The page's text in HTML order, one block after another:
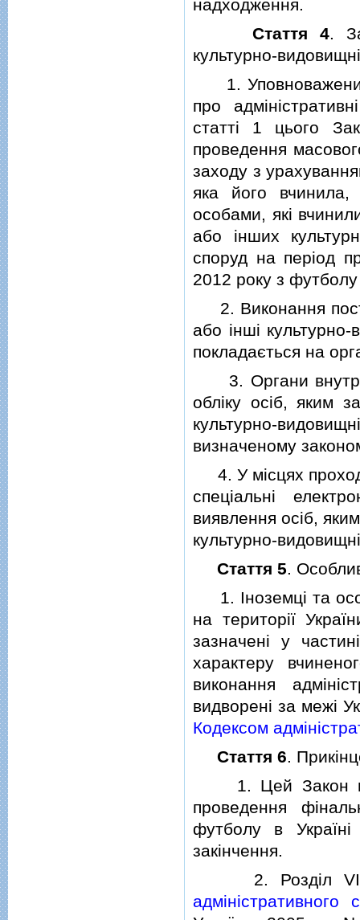
надходження.
Стаття 4.
культурно-
1. Уповноважений
про
статтi 1 цього
проведення
заходу з
яка його
особами, якi
або iнших
споруд на перiод
2012 року з футболу
2. Виконання
або iншi культурно-
покладається на
3. Органи
облiку осiб, яким
культурно-
визначеному
4. У мiсцях
спецiальнi
виявлення осiб,
культурно-
Стаття 5.
1. Iноземцi та
на територiї
зазначенi у
характеру
виконання
видворенi за межi
Кодексом
Стаття 6.
1. Цей Закон
проведення
футболу в
закiнчення.
2. Роздiл VII
адмiнiстративного